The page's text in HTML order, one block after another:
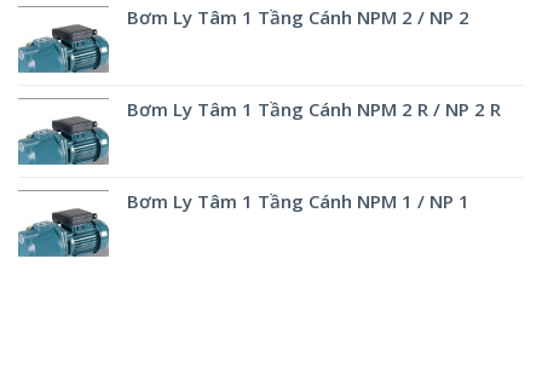
Bơm Ly Tâm 1 Tầng Cánh NPM 2 / NP 2
Bơm Ly Tâm 1 Tầng Cánh NPM 2 R / NP 2 R
Bơm Ly Tâm 1 Tầng Cánh NPM 1 / NP 1